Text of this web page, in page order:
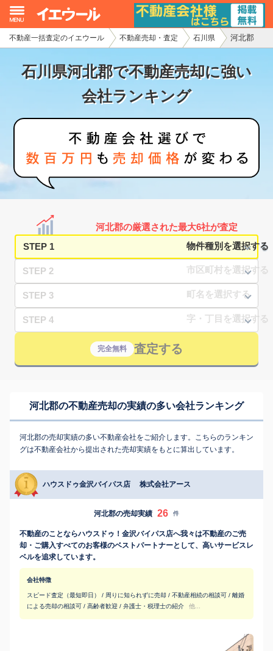
不動産一括査定のイエウール 不動産売却・査定 石川県 河北郡
石川県河北郡で不動産売却に強い
会社ランキング
河北郡の厳選された最大6社が査定
STEP 1
STEP 2
STEP 3
STEP 4
完全無料 査定する
河北郡の不動産売却の実績の多い会社ランキング
河北郡の売却実績の多い不動産会社をご紹介します。こちらのランキン
グは不動産会社から提出された売却実績をもとに算出しています。
ハウスドゥ金沢バイパス店 株式会社アース
河北郡の売却実績 26 件
不動産のことならハウスドゥ！金沢バイパス店へ我々は不動産のご売
却・ご購入すべてのお客様のベストパートナーとして、高いサービスレ
ベルを追求しています。
会社特徴
スピード査定（最短即日） / 周りに知られずに売却 / 不動産相続の相談可 / 離婚
による売却の相談可 / 高齢者歓迎 / 弁護士・税理士の紹介
他...
イエウール加盟希望の不動産会社様
初めての方へ
不動産の売却・一括査定
家査定シミュレーター
お問い合わせ